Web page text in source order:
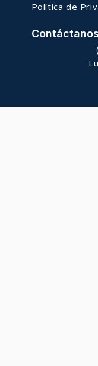
Política de
Contáctanos